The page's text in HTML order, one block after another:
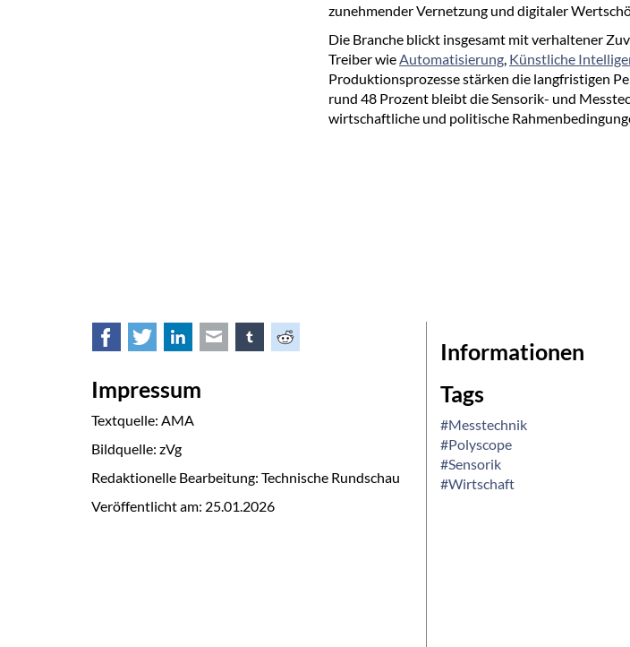
zunehmender Vernetzung und digitaler
Die Branche blickt insgesamt mit verhaltener
Treiber wie Automatisierung Künstliche
Produktionsprozesse stärken die langfristigen
rund 48 Prozent bleibt die Sensorik- und
wirtschaftliche und politische
Facebook
TwitterLinkedInE-mail tumblrReddit
Impressum
Textquelle: AMA
Bildquelle: zVg
Redaktionelle Bearbeitung: Technische Rundschau
Veröffentlicht am: 25.01.2026
Informationen
Tags
#Messtechnik
#Polyscope
#Sensorik
#Wirtschaft